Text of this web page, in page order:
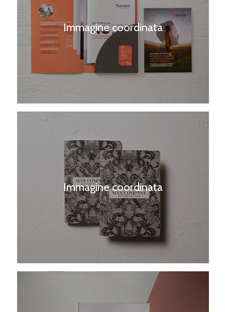
Immagine coordinata
Immagine coordinata